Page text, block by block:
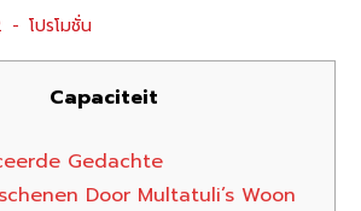
โปรโมชั่น
Capaciteit
Gedachte
Door Multatuli’s Woon